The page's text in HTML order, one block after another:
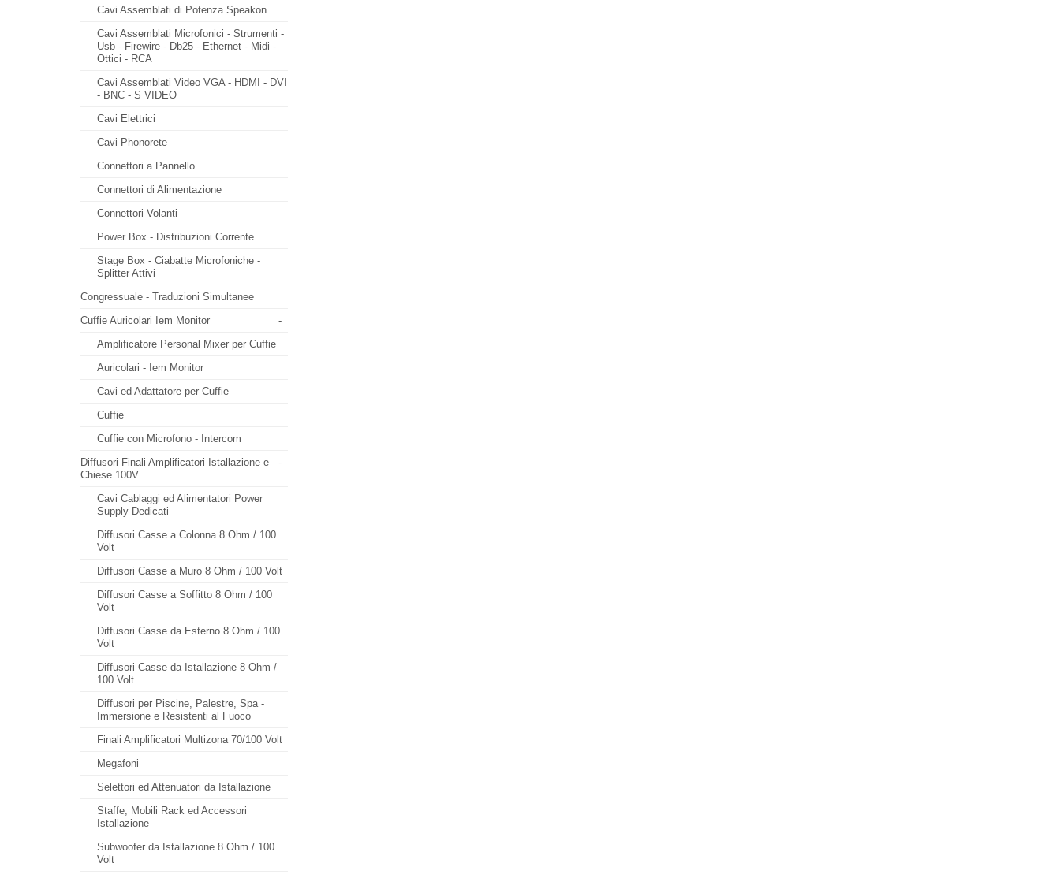
Cavi Assemblati di Potenza Speakon
Cavi Assemblati Microfonici - Strumenti -
Usb - Firewire - Db25 - Ethernet - Midi -
Ottici - RCA
Cavi Assemblati Video VGA - HDMI - DVI
- BNC - S VIDEO
Cavi Elettrici
Cavi Phonorete
Connettori a Pannello
Connettori di Alimentazione
Connettori Volanti
Power Box - Distribuzioni Corrente
Stage Box - Ciabatte Microfoniche -
Splitter Attivi
Congressuale - Traduzioni Simultanee
-
Cuffie Auricolari Iem Monitor
Amplificatore Personal Mixer per Cuffie
Auricolari - Iem Monitor
Cavi ed Adattatore per Cuffie
Cuffie
Cuffie con Microfono - Intercom
-
Diffusori Finali Amplificatori Istallazione e
Chiese 100V
Cavi Cablaggi ed Alimentatori Power
Supply Dedicati
Diffusori Casse a Colonna 8 Ohm / 100
Volt
Diffusori Casse a Muro 8 Ohm / 100 Volt
Diffusori Casse a Soffitto 8 Ohm / 100
Volt
Diffusori Casse da Esterno 8 Ohm / 100
Volt
Diffusori Casse da Istallazione 8 Ohm /
100 Volt
Diffusori per Piscine, Palestre, Spa -
Immersione e Resistenti al Fuoco
Finali Amplificatori Multizona 70/100 Volt
Megafoni
Selettori ed Attenuatori da Istallazione
Staffe, Mobili Rack ed Accessori
Istallazione
Subwoofer da Istallazione 8 Ohm / 100
Volt